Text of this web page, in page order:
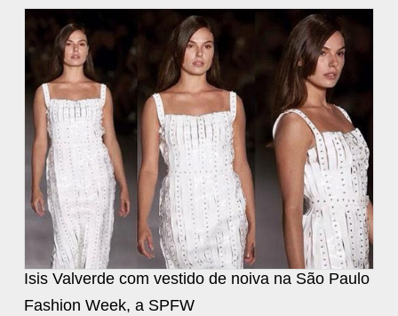
Isis Valverde com vestido de noiva na São Paulo
Fashion Week, a SPFW